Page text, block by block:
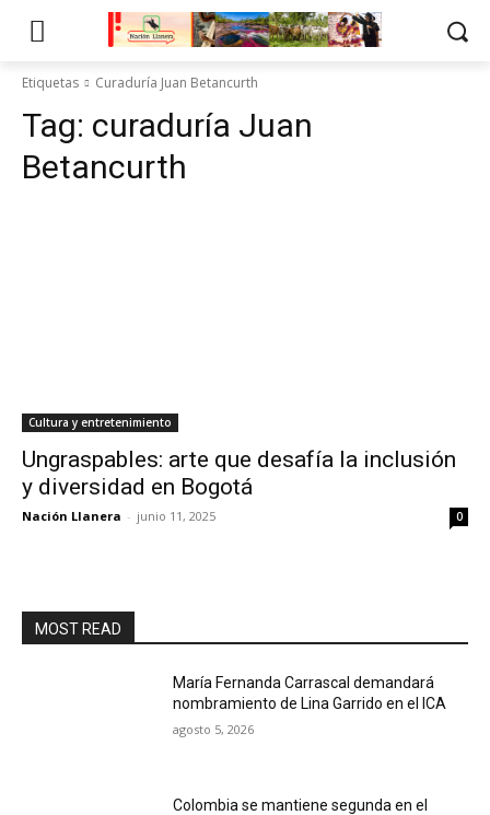
Etiquetas Curaduría Juan Betancurth
Tag: curaduría Juan
Betancurth
Cultura y entretenimiento
Ungraspables: arte que desafía la inclusión
y diversidad en Bogotá
Nación Llanera - junio 11, 2025 0
MOST READ
María Fernanda Carrascal demandará
nombramiento de Lina Garrido en el ICA
agosto 5, 2026
Colombia se mantiene segunda en el